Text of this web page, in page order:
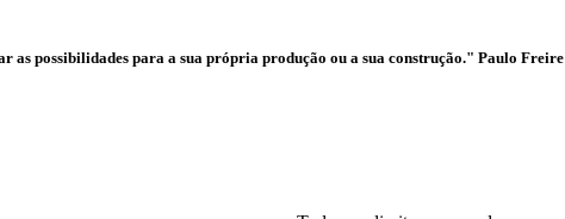
as possibilidades para a sua própria produção ou a sua construção." Paulo Freire